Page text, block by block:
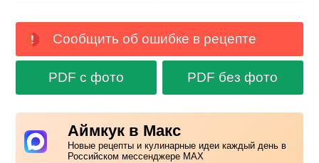
Сообщить об ошибке в рецепте
PDF с фото PDF без фото
Аймкук в Макс
Новые рецепты и кулинарные идеи каждый день в
Российском мессенджере MAX